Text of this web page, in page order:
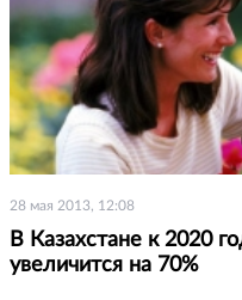
28 мая 2013, 12:08
В Казахстане к 2020
увеличится на 70%